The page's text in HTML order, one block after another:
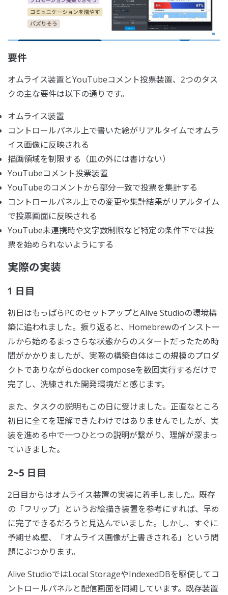
要件
オムライス装置とYouTubeコメント投票装置、2つのタス
クの主な要件は以下の通りです。
オムライス装置
コントロールパネル上で書いた絵がリアルタイムでオムラ
イス画像に反映される
描画領域を制限する（皿の外には書けない）
YouTubeコメント投票装置
YouTubeのコメントから部分一致で投票を集計する
コントロールパネル上での変更や集計結果がリアルタイム
で投票画面に反映される
YouTube未連携時や文字数制限など特定の条件下では投
票を始められないようにする
実際の実装
1 日目
初日はもっぱらPCのセットアップとAlive Studioの環境構
築に追われました。振り返ると、Homebrewのインストー
ルから始めるまっさらな状態からのスタートだったため時
間がかかりましたが、実際の構築自体はこの規模のプロダ
クトでありながらdocker composeを数回実行するだけで
完了し、洗練された開発環境だと感じます。
また、タスクの説明もこの日に受けました。正直なところ
初日に全てを理解できたわけではありませんでしたが、実
装を進める中で一つひとつの説明が繋がり、理解が深まっ
ていきました。
2~5 日目
2日目からはオムライス装置の実装に着手しました。既存
の「フリップ」というお絵描き装置を参考にすれば、早め
に完了できるだろうと見込んでいました。しかし、すぐに
予期せぬ壁、「オムライス画像が上書きされる」という問
題にぶつかります。
Alive StudioではLocal StorageやIndexedDBを駆使してコ
ントロールパネルと配信画面を同期しています。既存装置